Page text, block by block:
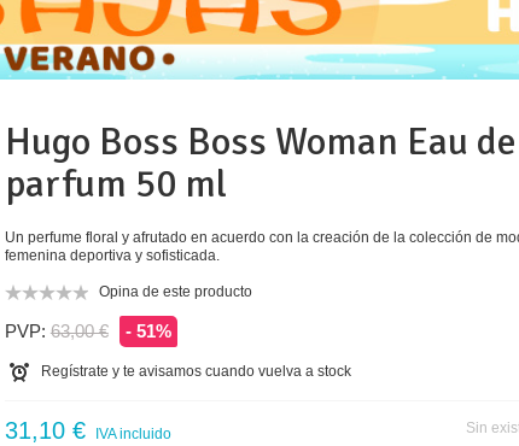
Hugo Boss Boss Woman Eau de
parfum 50 ml
Un perfume floral y afrutado en acuerdo con la creación de la colección de
femenina deportiva y sofisticada.
Opina de este producto
PVP: 63,00 € - 51%
Regístrate y te avisamos cuando vuelva a stock
Sin
31,10 € IVA incluido